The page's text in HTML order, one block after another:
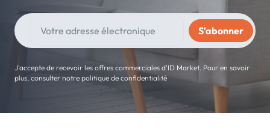
J'accepte de recevoir les offres commerciales d'ID Market. Pour en savoir
plus, consulter notre politique de confidentialité